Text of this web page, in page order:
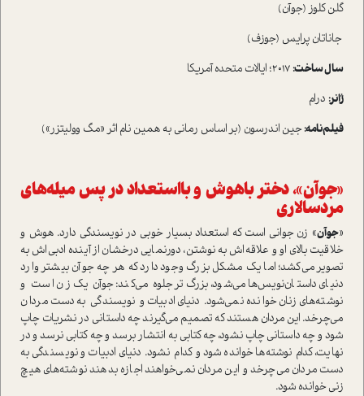
گلن کلوز (جوآن)
جاناتان پرایس (جوزف)
سال ساخت:
ژانر: درام
فیلم‌نامه:جین اندرسون (بر اساس رمانی به همین نام اثر «مگ وولیتزر»)
«جوآن»، دختر باهوش و بااستعداد در پس میله‌های
مردسالاری
«جوآن» زن جوانی است که استعداد بسیار خوبی در نویسندگی دارد. هوش و
خلاقیت بالای او و علاقه‌اش به نوشتن، دورنمایی درخشان از آینده ادبی‌اش به
تصویر می‌کشد؛ اما یک مشکل بزرگ وجود دارد که هر چه جوآن بیشتر وارد
دنیای داستان‌نویس‌ها می‌شود، بزرگ‌تر جلوه می‌کند: جوآن یک زن است و
نوشته‌های زنان خوانده نمی‌شود. دنیای ادبیات و نویسندگی به دست مردان
می‌چرخد. این مردان هستند که تصمیم می‌گیرند چه داستانی در نشریات چاپ
شود و چه داستانی چاپ نشود، چه کتابی به انتشار برسد و چه کتابی نرسد و در
نهایت، کدام نوشته‌ها خوانده شود و کدام نشود. دنیای ادبیات و نویسندگی به
دست مردان می‌چرخد و این مردان نمی‌خواهند اجازه بدهند نوشته‌های هیچ
زنی خوانده شود.